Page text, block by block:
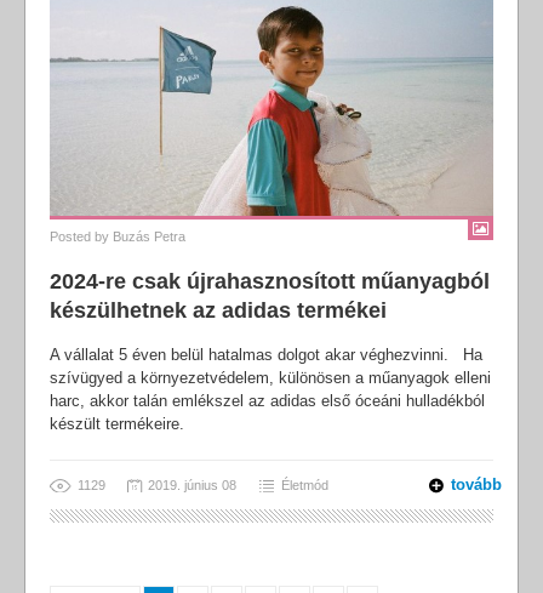
Posted by Buzás Petra
2024-re csak újrahasznosított műanyagból
készülhetnek az adidas termékei
A vállalat 5 éven belül hatalmas dolgot akar véghezvinni. Ha
szívügyed a környezetvédelem, különösen a műanyagok elleni
harc, akkor talán emlékszel az adidas első óceáni hulladékból
készült termékeire.
1129 2019. június 08 Életmód tovább